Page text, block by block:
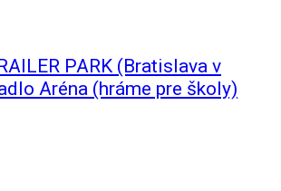
PARK (Bratislava v
Aréna (hráme pre školy)